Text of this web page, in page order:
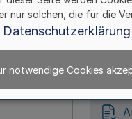
nur solchen, die für die
Datenschutzerklärung
notwendige Cookies